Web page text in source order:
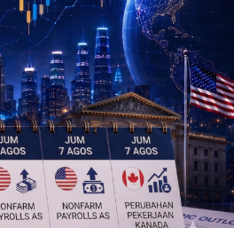
Market:
Data
Pekerjaan
AS
Bakal
Cetuskan
Perhatian
Pasaran